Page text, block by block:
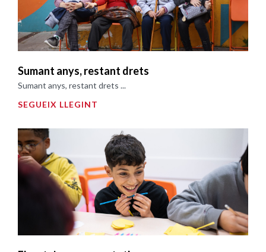
Sumant anys, restant drets
Sumant anys, restant drets ...
SEGUEIX LLEGINT